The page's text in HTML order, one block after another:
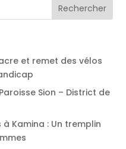
et remet des vélos
Sion – District de
Kamina : Un tremplin